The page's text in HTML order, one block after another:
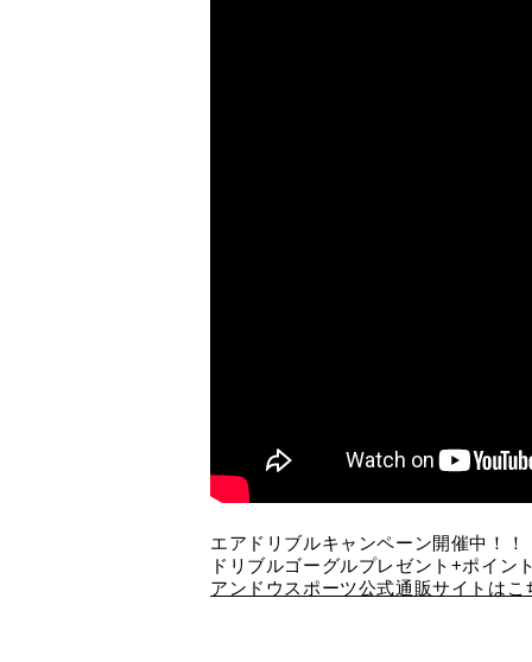
エアドリブルキャンペーン開催中！！
ドリブルゴーグルプレゼント+ポイン
アンドウスポーツ公式通販サイトはこ